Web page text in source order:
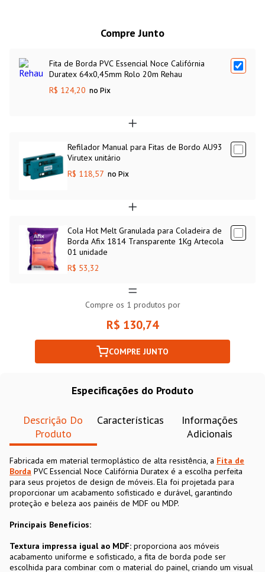
Compre Junto
Fita de Borda PVC Essencial Noce Califórnia
Duratex 64x0,45mm Rolo 20m Rehau
R$ 124,20 no Pix
Refilador Manual para Fitas de Bordo AU93
Virutex unitário
R$ 118,57 no Pix
Cola Hot Melt Granulada para Coladeira de
Borda Afix 1814 Transparente 1Kg Artecola
01 unidade
R$ 53,32
Compre os 1 produtos por
R$ 130,74
COMPRE JUNTO
Especificações do Produto
Descrição Do
Produto
Características
Informações
Adicionais
Fabricada em material termoplástico de alta resistência, a Fita de
Borda PVC Essencial Noce Califórnia Duratex é a escolha perfeita
para seus projetos de design de móveis. Ela foi projetada para
proporcionar um acabamento sofisticado e durável, garantindo
proteção e beleza aos painéis de MDF ou MDP.
Principais Benefícios:
Textura impressa igual ao MDF: proporciona aos móveis
acabamento uniforme e sofisticado, a fita de borda pode ser
escolhida para combinar com o material do painel, criando um visual